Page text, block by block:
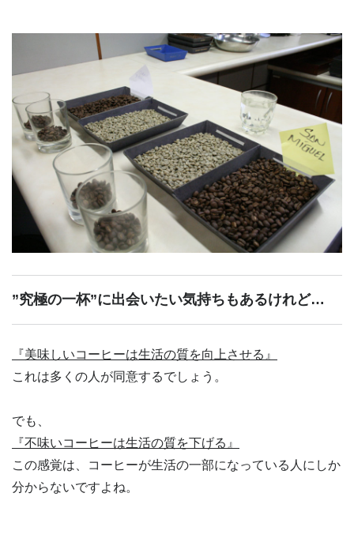
”究極の一杯”に出会いたい気持ちもあるけれど…
『美味しいコーヒーは生活の質を向上させる』
これは多くの人が同意するでしょう。
でも、
『不味いコーヒーは生活の質を下げる』
この感覚は、コーヒーが生活の一部になっている人にしか
分からないですよね。